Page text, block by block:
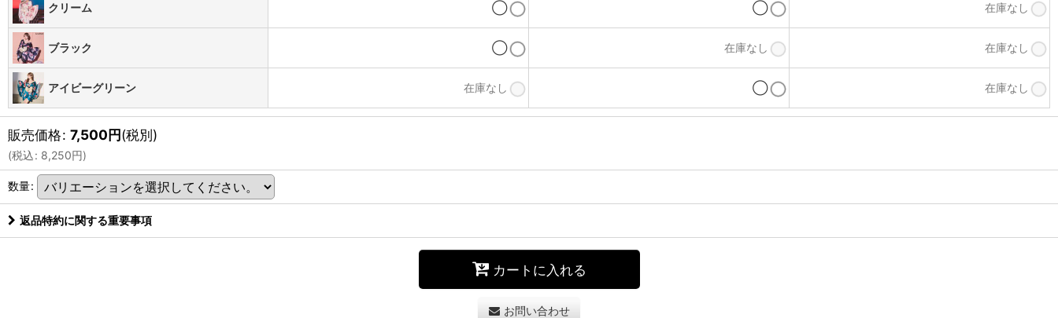
クリーム ◯ ◯ 在庫なし
ブラック ◯ 在庫なし 在庫なし
アイビーグリーン 在庫なし ◯ 在庫なし
販売価格: 7,500円(税別)
(税込: 8,250円)
数量:
返品特約に関する重要事項
カートに入れる
お問い合わせ